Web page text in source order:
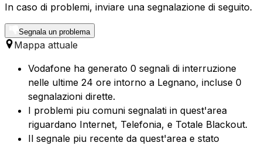
In caso di problemi, inviare una segnalazione di seguito.
Segnala un problema
Mappa attuale
Vodafone ha generato 0 segnali di interruzione
nelle ultime 24 ore intorno a Legnano, incluse 0
segnalazioni dirette.
I problemi piu comuni segnalati in quest'area
riguardano Internet, Telefonia, e Totale Blackout.
Il segnale piu recente da quest'area e stato